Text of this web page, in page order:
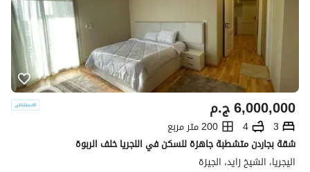
ج.م6,000,000
3
4
200 متر مربع
شقة بجاردن متشطبة جاهزة للسكن في اللجريا خلف الربوة
اليجريا، الشيخ زايد، الجيزة